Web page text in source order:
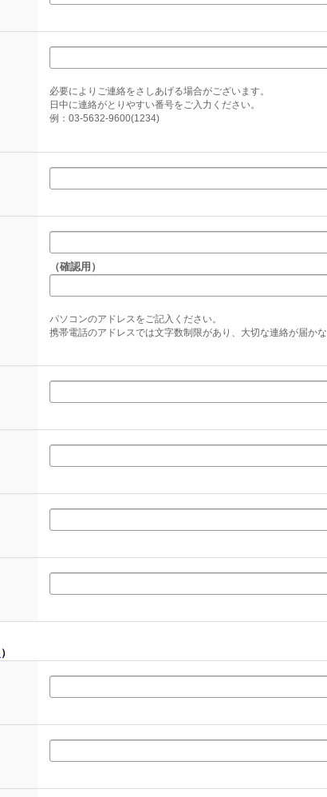
必要によりご連絡をさしあげる場合がございます。
日中に連絡がとりやすい番号をご入力ください。
例：03-5632-9600(1234)
（確認用）
パソコンのアドレスをご記入ください。
携帯電話のアドレスでは文字数制限があり、大切な連絡が届かな
）